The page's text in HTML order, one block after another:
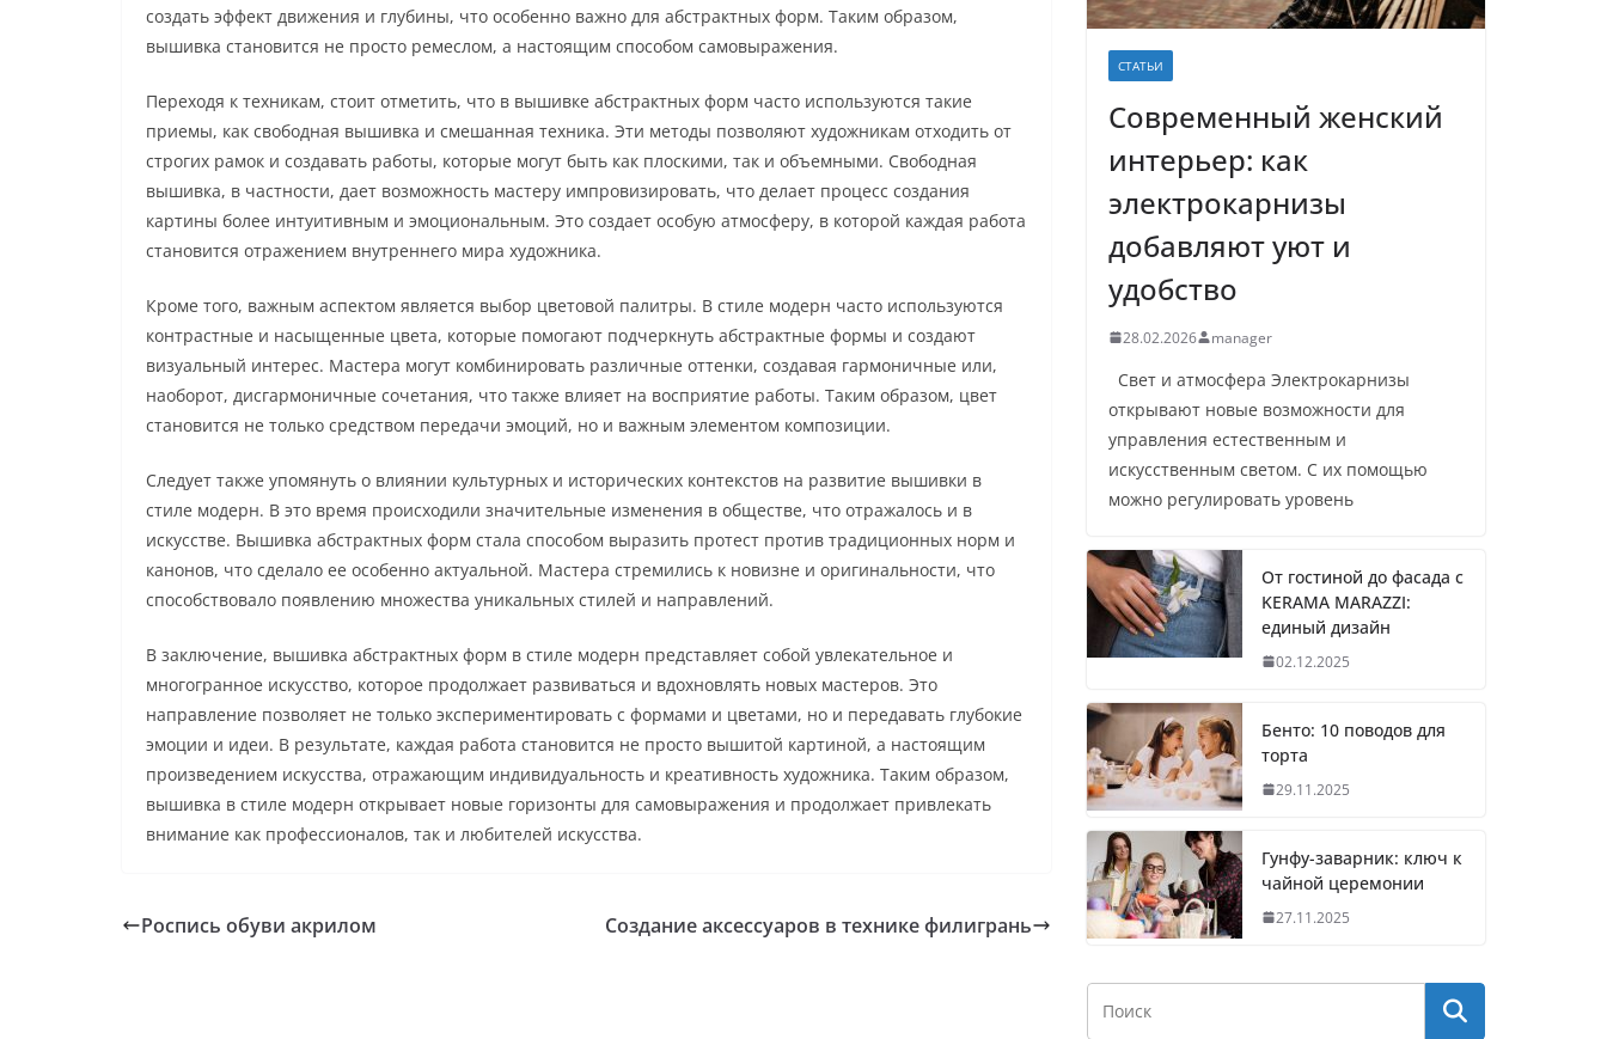
создать эффект движения и глубины, что особенно важно для абстрактных форм. Таким образом,
вышивка становится не просто ремеслом, а настоящим способом самовыражения.
Переходя к техникам, стоит отметить, что в вышивке абстрактных форм часто используются такие
приемы, как свободная вышивка и смешанная техника. Эти методы позволяют художникам отходить от
строгих рамок и создавать работы, которые могут быть как плоскими, так и объемными. Свободная
вышивка, в частности, дает возможность мастеру импровизировать, что делает процесс создания
картины более интуитивным и эмоциональным. Это создает особую атмосферу, в которой каждая работа
становится отражением внутреннего мира художника.
Кроме того, важным аспектом является выбор цветовой палитры. В стиле модерн часто используются
контрастные и насыщенные цвета, которые помогают подчеркнуть абстрактные формы и создают
визуальный интерес. Мастера могут комбинировать различные оттенки, создавая гармоничные или,
наоборот, дисгармоничные сочетания, что также влияет на восприятие работы. Таким образом, цвет
становится не только средством передачи эмоций, но и важным элементом композиции.
Следует также упомянуть о влиянии культурных и исторических контекстов на развитие вышивки в
стиле модерн. В это время происходили значительные изменения в обществе, что отражалось и в
искусстве. Вышивка абстрактных форм стала способом выразить протест против традиционных норм и
канонов, что сделало ее особенно актуальной. Мастера стремились к новизне и оригинальности, что
способствовало появлению множества уникальных стилей и направлений.
В заключение, вышивка абстрактных форм в стиле модерн представляет собой увлекательное и
многогранное искусство, которое продолжает развиваться и вдохновлять новых мастеров. Это
направление позволяет не только экспериментировать с формами и цветами, но и передавать глубокие
эмоции и идеи. В результате, каждая работа становится не просто вышитой картиной, а настоящим
произведением искусства, отражающим индивидуальность и креативность художника. Таким образом,
вышивка в стиле модерн открывает новые горизонты для самовыражения и продолжает привлекать
внимание как профессионалов, так и любителей искусства.
Роспись обуви акрилом Создание аксессуаров в технике филигрань
СТАТЬИ
Современный женский
интерьер: как
электрокарнизы
добавляют уют и
удобство
28.02.2026 manager
Свет и атмосфера Электрокарнизы
открывают новые возможности для
управления естественным и
искусственным светом. С их помощью
можно регулировать уровень
От гостиной до фасада с
KERAMA MARAZZI:
единый дизайн
02.12.2025
Бенто: 10 поводов для
торта
29.11.2025
Гунфу-заварник: ключ к
чайной церемонии
27.11.2025